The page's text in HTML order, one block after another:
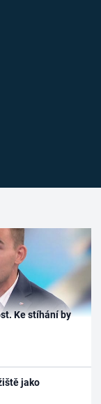
Ke stíhání by
jako